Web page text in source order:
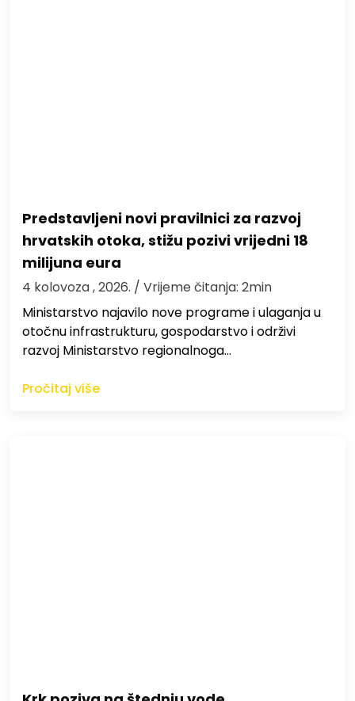
Predstavljeni novi pravilnici za razvoj
hrvatskih otoka, stižu pozivi vrijedni 18
milijuna eura
4 kolovoza , 2026. / Vrijeme čitanja: 2min
Ministarstvo najavilo nove programe i ulaganja u
otočnu infrastrukturu, gospodarstvo i održivi
razvoj Ministarstvo regionalnoga…
Pročitaj više